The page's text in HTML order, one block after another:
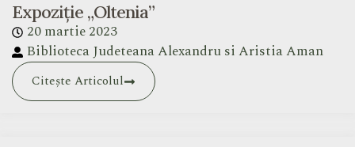
Expoziție „Oltenia”
20 martie 2023
Biblioteca Judeteana Alexandru si Aristia Aman
Citește Articolul